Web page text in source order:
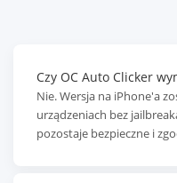
Czy OC Auto Clicker
Nie. Wersja na iPhone'a
urządzeniach bez
pozostaje bezpieczne i